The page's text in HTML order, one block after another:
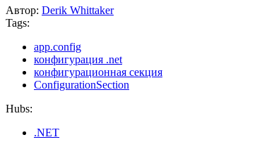
Автор: Derik Whittaker
Tags:
app.config
конфигурация .net
конфигурационная секция
ConfigurationSection
Hubs:
.NET